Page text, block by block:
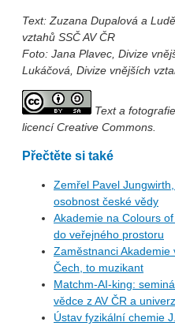
Text: Zuzana Dupalová a
vztahů SSČ AV ČR
Foto: Jana Plavec, Divize
Lukáčová, Divize vnějších
Text a
licencí Creative Commons.
Přečtěte si také
Zemřel Pavel
osobnost české vědy
Akademie na Colours
do veřejného prostoru
Zaměstnanci
Čech, to muzikant
Matchm-AI-king:
vědce z AV ČR a
Ústav fyzikální chemie